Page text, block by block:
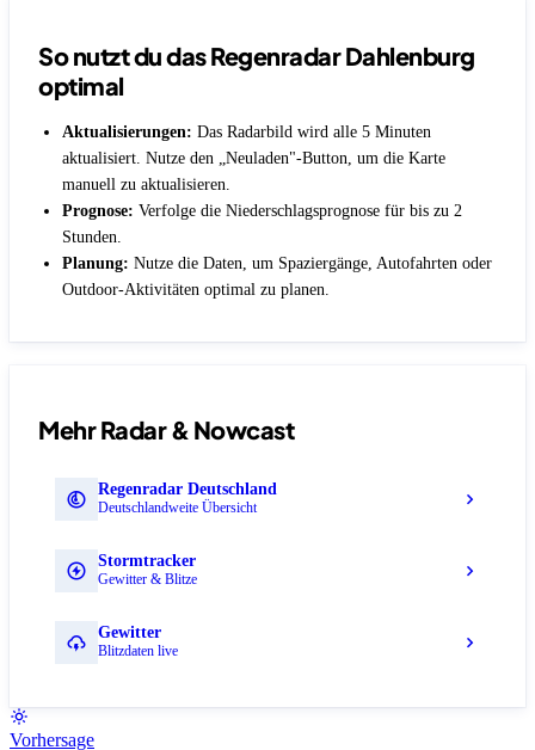
So nutzt du das Regenradar Dahlenburg
optimal
Aktualisierungen: Das Radarbild wird alle 5 Minuten
aktualisiert. Nutze den „Neuladen"-Button, um die Karte
manuell zu aktualisieren.
Prognose: Verfolge die Niederschlagsprognose für bis zu 2
Stunden.
Planung: Nutze die Daten, um Spaziergänge, Autofahrten oder
Outdoor-Aktivitäten optimal zu planen.
Mehr Radar & Nowcast
Regenradar Deutschland
Deutschlandweite Übersicht
Stormtracker
Gewitter & Blitze
Gewitter
Blitzdaten live
Vorhersage